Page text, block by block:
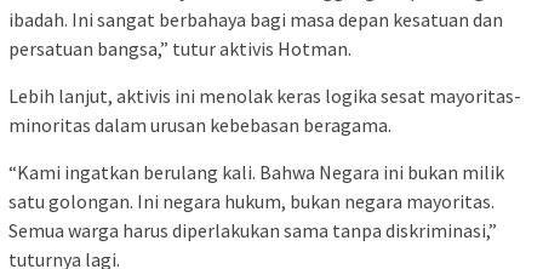
ibadah. Ini sangat berbahaya bagi masa depan kesatuan dan
persatuan bangsa,” tutur aktivis Hotman.
Lebih lanjut, aktivis ini menolak keras logika sesat mayoritas-
minoritas dalam urusan kebebasan beragama.
“Kami ingatkan berulang kali. Bahwa Negara ini bukan milik
satu golongan. Ini negara hukum, bukan negara mayoritas.
Semua warga harus diperlakukan sama tanpa diskriminasi,”
tuturnya lagi.